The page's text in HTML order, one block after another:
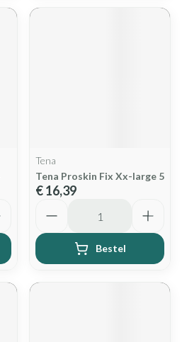
Tena
Tena Proskin Fix Xx-large 5
€ 16,39
Bestel